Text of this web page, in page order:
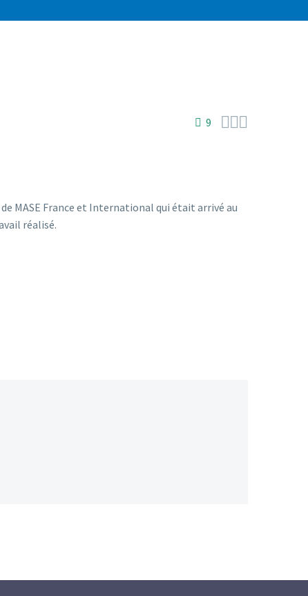
9 
MASE France et International qui était arrivé au
réalisé.